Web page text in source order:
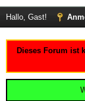
Hallo, Gast!
Dieses Forum ist